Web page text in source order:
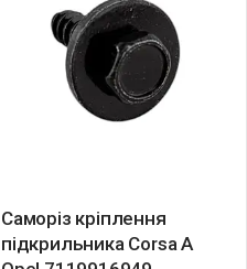
Саморіз кріплення
підкрильника Corsa A